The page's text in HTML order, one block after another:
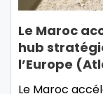
Le Maroc
hub
l’Europe
Le Maroc